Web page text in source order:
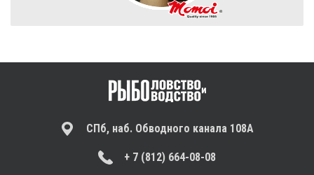
СПб, наб. Обводного канала 108А
+ 7 (812) 664-08-08